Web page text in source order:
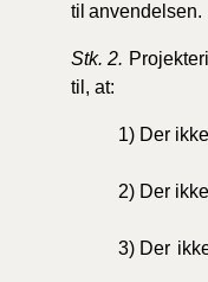
til anvendelsen.
Stk. 2.
til, at:
1) Der ikke
2) Der
3) Der